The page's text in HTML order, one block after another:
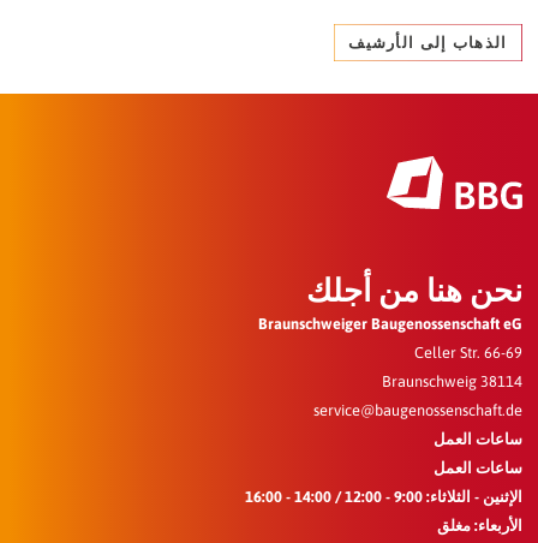
إلى الأرشيف
هنا من أجلك
Braunschweiger
Celler Str.
العمل
العمل
9:00 - 12:00 / 14:00 - 16:00
مغلق